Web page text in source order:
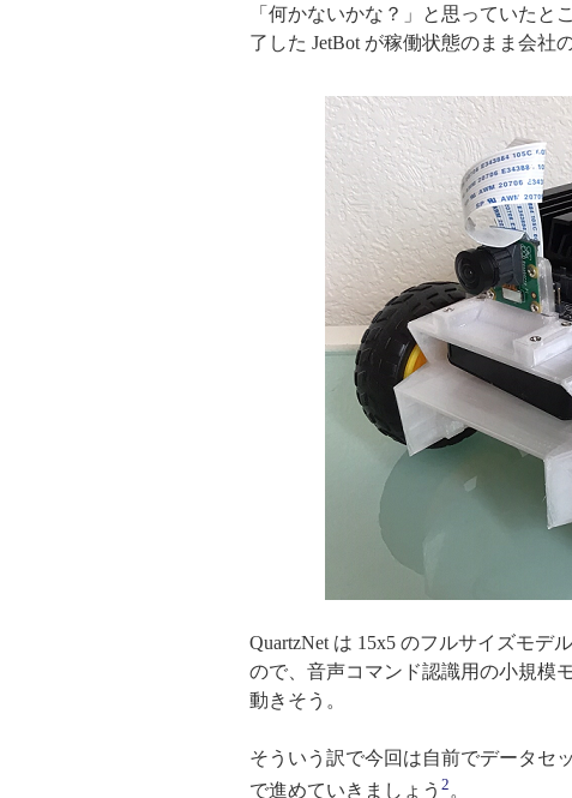
「何かないかな？」と思っていた
了した JetBot が稼働状態のまま会社
QuartzNet は 15x5 のフルサイズモデ
ので、音声コマンド認識用の小規模
動きそう。
そういう訳で今回は自前でデータセ
で進めていきましょう 2 。